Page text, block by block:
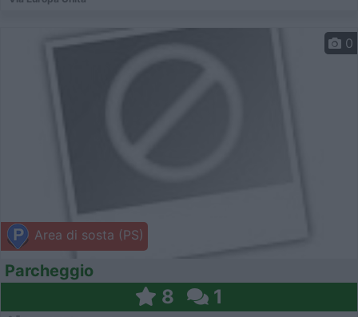
Area di sosta (PS)
0
Parcheggio
8 1